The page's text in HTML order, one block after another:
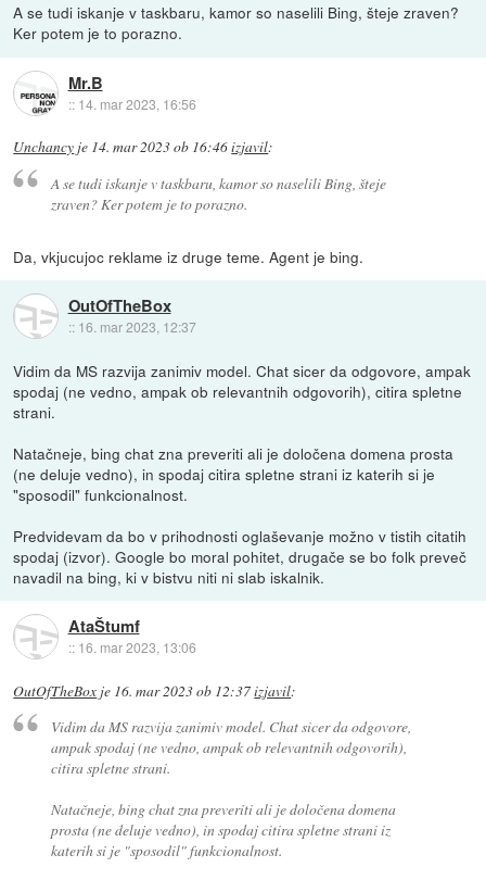
A se tudi iskanje v taskbaru, kamor so naselili Bing, šteje zraven?
Ker potem je to porazno.
Mr.B
:: 14. mar 2023, 16:56
Unchancy je 14. mar 2023 ob 16:46izjavil:
A se tudi iskanje v taskbaru, kamor so naselili Bing, šteje
zraven? Ker potem je to porazno.
Da, vkjucujoc reklame iz druge teme. Agent je bing.
OutOfTheBox
:: 16. mar 2023, 12:37
Vidim da MS razvija zanimiv model. Chat sicer da odgovore, ampak
spodaj (ne vedno, ampak ob relevantnih odgovorih), citira spletne
strani.
Natačneje, bing chat zna preveriti ali je določena domena prosta
(ne deluje vedno), in spodaj citira spletne strani iz katerih si je
"sposodil" funkcionalnost.
Predvidevam da bo v prihodnosti oglaševanje možno v tistih citatih
spodaj (izvor). Google bo moral pohitet, drugače se bo folk preveč
navadil na bing, ki v bistvu niti ni slab iskalnik.
AtaŠtumf
:: 16. mar 2023, 13:06
OutOfTheBox je 16. mar 2023 ob 12:37izjavil:
Vidim da MS razvija zanimiv model. Chat sicer da odgovore,
ampak spodaj (ne vedno, ampak ob relevantnih odgovorih),
citira spletne strani.
Natačneje, bing chat zna preveriti ali je določena domena
prosta (ne deluje vedno), in spodaj citira spletne strani iz
katerih si je "sposodil" funkcionalnost.